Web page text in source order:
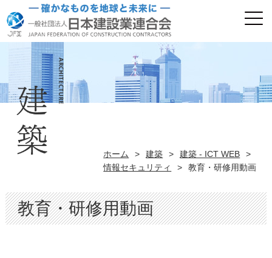
ホーム > 建築 > 建築 - ICT WEB
>
情報セキュリティ
> 教育・研修用動画
教育・研修用動画